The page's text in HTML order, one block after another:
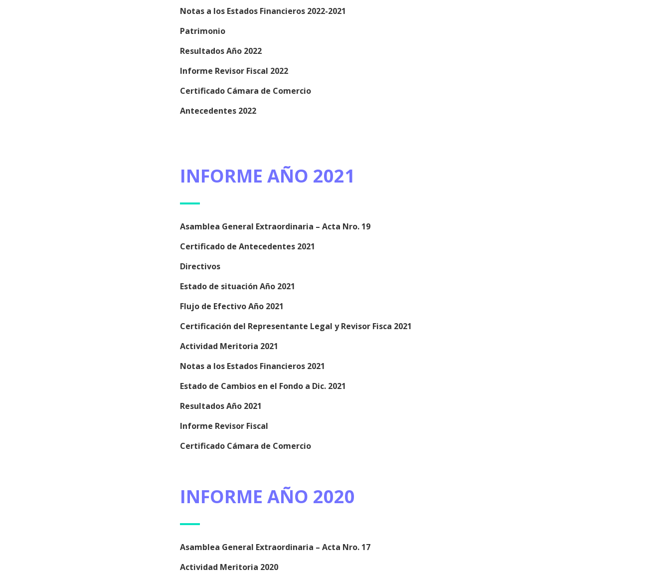
Notas a los Estados Financieros 2022-2021
Patrimonio
Resultados Año 2022
Informe Revisor Fiscal 2022
Certificado Cámara de Comercio
Antecedentes 2022
INFORME AÑO 2021
Asamblea General Extraordinaria – Acta Nro. 19
Certificado de Antecedentes 2021
Directivos
Estado de situación Año 2021
Flujo de Efectivo Año 2021
Certificación del Representante Legal y Revisor Fisca 2021
Actividad Meritoria 2021
Notas a los Estados Financieros 2021
Estado de Cambios en el Fondo a Dic. 2021
Resultados Año 2021
Informe Revisor Fiscal
Certificado Cámara de Comercio
INFORME AÑO 2020
Asamblea General Extraordinaria – Acta Nro. 17
Actividad Meritoria 2020